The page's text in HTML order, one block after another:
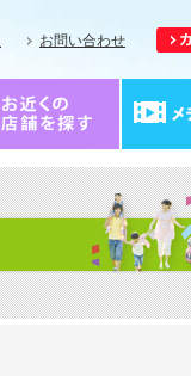
お問い合わせ